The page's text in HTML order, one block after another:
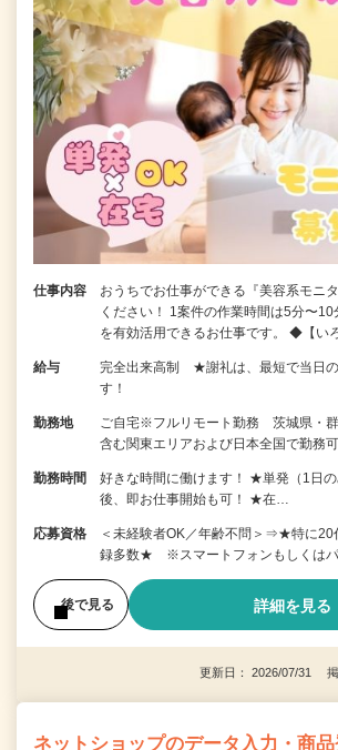
仕事内容
おうちでお仕事ができる『美容系モニ
ください！ 1案件の作業時間は5分〜10
を有効活用できるお仕事です。 ◆【い
給与
完全出来高制 ★謝礼は、最短で当日の
す！
勤務地
ご自宅※フルリモート勤務 茨城県・
含む関東エリアおよび日本全国で勤務
勤務時間
好きな時間に働けます！ ★単発（1日
後、即お仕事開始も可！ ★在…
応募資格
＜未経験者OK／年齢不問＞⇒★特に20
録多数★ ※スマートフォンもしくはパ
後で見る 詳細を見る
更新日： 2026/07/31 掲
ネットショップのデータ入力・商